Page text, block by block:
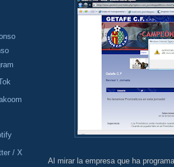
/ X
Al mirar la empresa que ha